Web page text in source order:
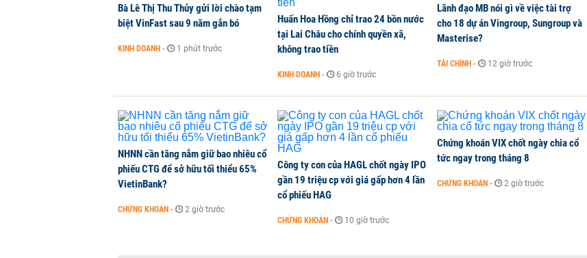
Kiến nghị đưa người bán hàng online, lao động công trình đóng BHXH bắt buộc
TikToker Khánh Sky, Vua Quạt, Hồ Văn Khoa bị khởi tố
Bà Lê Thị Thu Thủy gửi lời chào tạm
biệt VinFast sau 9 năm gắn bó
KINH DOANH - 1 phút trước
Huấn Hoa Hồng chỉ trao 24 bồn nước
tại Lai Châu cho chính quyền xã,
không trao tiền
KINH DOANH - 6 giờ trước
Lãnh đạo MB nói gì về việc tài trợ
cho 18 dự án Vingroup, Sungroup và
Masterise?
TÀI CHÍNH - 12 giờ trước
NHNN cần tăng nắm giữ bao nhiêu cổ
phiếu CTG để sở hữu tối thiểu 65%
VietinBank?
CHỨNG KHOÁN - 2 giờ trước
Công ty con của HAGL chốt ngày IPO
gần 19 triệu cp với giá gấp hơn 4 lần
cổ phiếu HAG
CHỨNG KHOÁN - 10 giờ trước
Chứng khoán VIX chốt ngày chia cổ
tức ngay trong tháng 8
CHỨNG KHOÁN - 2 giờ trước